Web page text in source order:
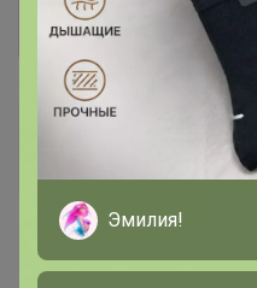
Лончакова
15 мая, 2025 09:27
Эмилия!